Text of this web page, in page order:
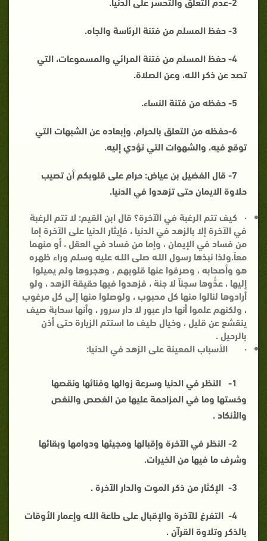
3- حفظ المسلم من فتنة الرئاسة والجاه.
4- حفظ المسلم من فتنة المرائي والمسموعات، التي
تصد عن ذكر اللـه، وعن الصلاة.
5- حفظه من فتنة النساء.
6- حفظه من التعلق بالحرام، وإبعاده عن الشبهات التي
توقع فيه، والشهوات التي تؤدي إليه.
7- قال الفضيل بن عياض: حرام على قلوبكم أن تصيب
حلاوة الايمان حتى تزهدوا في الدنيا.
· كيف تتم الرغبة في الآخرة؟ قال ابن القيم: لا تتم الرغبة
في الآخرة إلا بالزهد في الدنيا ، فإيثار الدنيا على الآخرة إما
من فساد في الإيمان ، وإما من فساد في العقل ، أو منهما
معاً.ولذا نبذها رسول اللـه صلى اللـه عليه وسلم وراء ظهره
هو وأصحابه ، وصرفوا عنها قلوبهم ، وهجروها ولم يميلوا
إليها ، عدُّوها سجناً لا جنة ، فزهدوا فيها حقيقة الزهد ، ولو
أرادوها لنالوا منها كل محبوب ، ولوصلوا منها إلى كل مرغوب
، ولكنهم علموا أنها دار عبور لا دار سرور ، وأنها سحابة صيف
ينقشع عن قليل ، وخيال طيف ما استتم الزيارة حتى أذن
بالرحيل .
· الأسباب المعينة على الزهد في الدنيا:
1-
النظر في الدنيا وسرعة زوالها وفنائها ونقصها
وخستها وما في المزاحمة عليها من الغصص والنغص
والأنكاد .
2- النظر في الآخرة وإقبالها ومجيئها ودوامها وبقائها
وشرف ما فيها من الخيرات.
3- الإكثار من ذكر الموت والدار الآخرة .
4-
التفرغ للآخرة والإقبال على طاعة اللـه وإعمار الأوقات
بالذكر وتلاوة القرآن .